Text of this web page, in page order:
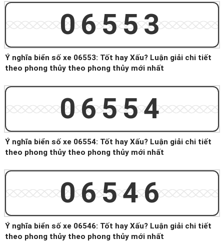
06553
Ý nghĩa biển số xe 06553: Tốt hay Xấu? Luận giải chi tiết
theo phong thủy theo phong thủy mới nhất
06554
Ý nghĩa biển số xe 06554: Tốt hay Xấu? Luận giải chi tiết
theo phong thủy theo phong thủy mới nhất
06546
Ý nghĩa biển số xe 06546: Tốt hay Xấu? Luận giải chi tiết
theo phong thủy theo phong thủy mới nhất